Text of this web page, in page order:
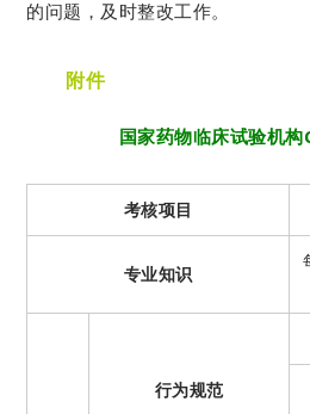
的问题，及时整改工作。
附件
国家药物临床试验机构
考核项目
专业知识
行为规范